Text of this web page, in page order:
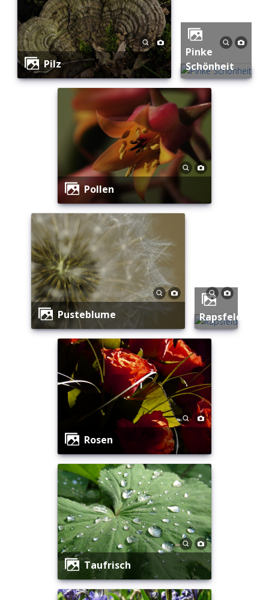
Pilz
Pinke
Schönheit
Pollen
Pusteblume Rapsfeld
Rosen
Taufrisch